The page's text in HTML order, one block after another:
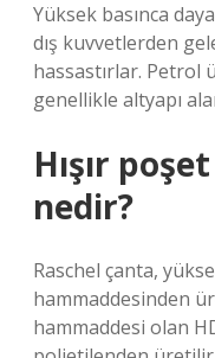
Yüksek basınca
dış kuvvetlerden
hassastırlar.
genellikle altyapı
Hışır
nedir?
Raschel çanta,
hammaddesinden
hammaddesi olan